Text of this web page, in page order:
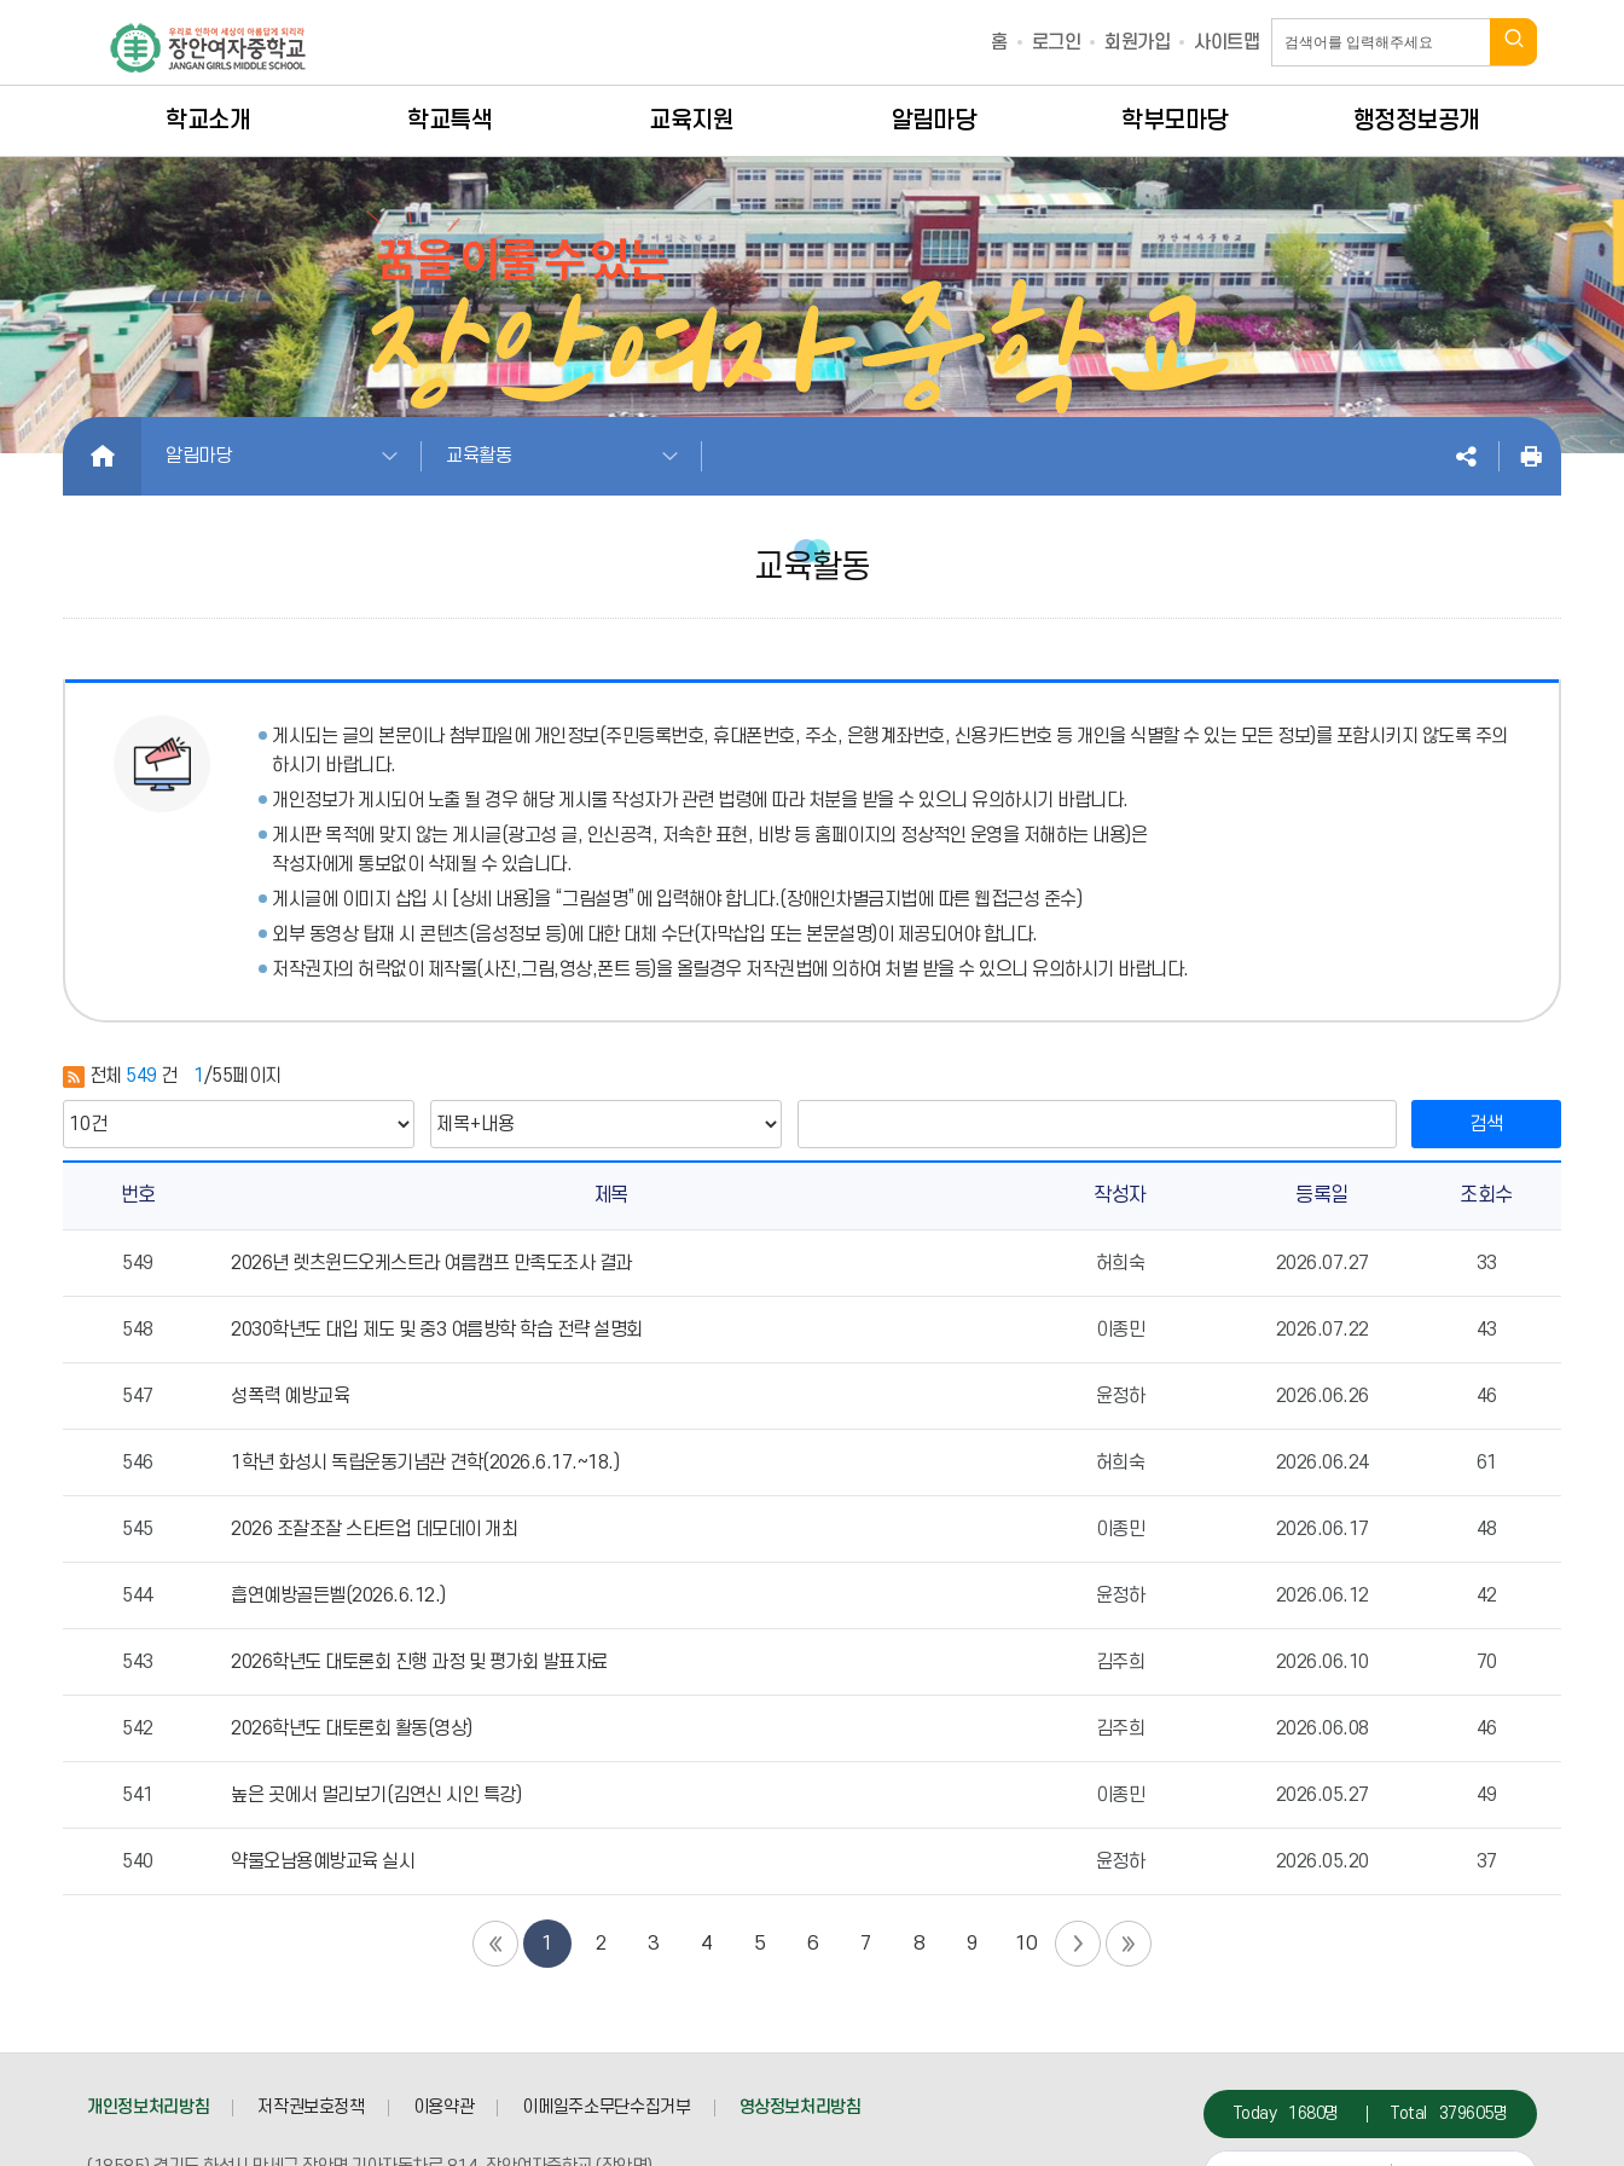
홈 로그인 회원가입 사이트맵
학교소개 학교특색 교육지원 알림마당 학부모마당 행정정보공개
HOME 알림마당 교육활동
교육활동
게시되는 글의 본문이나 첨부파일에 개인정보(주민등록번호, 휴대폰번호, 주소, 은행계좌번호, 신용카드번호 등 개인을 식별할 수 있는 모든 정보)를 포함시키지 않도록 주의
하시기 바랍니다.
개인정보가 게시되어 노출 될 경우 해당 게시물 작성자가 관련 법령에 따라 처분을 받을 수 있으니 유의하시기 바랍니다.
게시판 목적에 맞지 않는 게시글(광고성 글, 인신공격, 저속한 표현, 비방 등 홈페이지의 정상적인 운영을 저해하는 내용)은
작성자에게 통보없이 삭제될 수 있습니다.
게시글에 이미지 삽입 시 [상세 내용]을 “그림설명”에 입력해야 합니다.(장애인차별금지법에 따른 웹접근성 준수)
외부 동영상 탑재 시 콘텐츠(음성정보 등)에 대한 대체 수단(자막삽입 또는 본문설명)이 제공되어야 합니다.
저작권자의 허락없이 제작물(사진,그림,영상,폰트 등)을 올릴경우 저작권법에 의하여 처벌 받을 수 있으니 유의하시기 바랍니다.
전체 549 건 1 /55페이지
검색
활
의
목,
조
수
있
번호 제목 작성자 등록일 조회수
549 2026년 렛츠윈드오케스트라 여름캠프 만족도조사 결과 허희숙 2026.07.27 33
548 2030학년도 대입 제도 및 중3 여름방학 학습 전략 설명회 이종민 2026.07.22 43
547 성폭력 예방교육 윤정하 2026.06.26 46
546 1학년 화성시 독립운동기념관 견학(2026.6.17.~18.) 허희숙 2026.06.24 61
545 2026 조잘조잘 스타트업 데모데이 개최 이종민 2026.06.17 48
544 흡연예방골든벨(2026.6.12.) 윤정하 2026.06.12 42
543 2026학년도 대토론회 진행 과정 및 평가회 발표자료 김주희 2026.06.10 70
542 2026학년도 대토론회 활동(영상) 김주희 2026.06.08 46
541 높은 곳에서 멀리보기(김연신 시인 특강) 이종민 2026.05.27 49
540 약물오남용예방교육 실시 윤정하 2026.05.20 37
1 2 3 4 5 6 7 8 9 10
개인정보처리방침 저작권보호정책 이용약관 이메일주소무단수집거부 영상정보처리방침 Today 1680명 Total 379605명